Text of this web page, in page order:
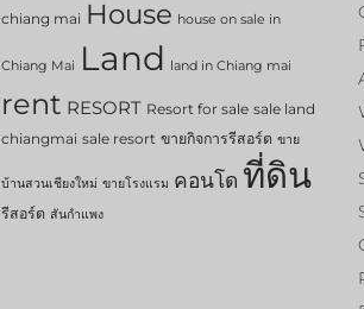
chiang mai House house on sale in
Chiang Mai Land land in Chiang mai
rent RESORT Resort for sale sale land
chiangmai sale resort ขายกิจการรีสอร์ต ขาย
บ้านสวนเชียงใหม่ ขายโรงแรม คอนโด ที่ดิน
รีสอร์ต สันกำแพง